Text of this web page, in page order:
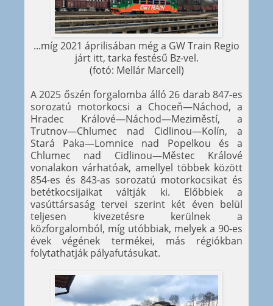
...míg 2021 áprilisában még a GW Train Regio
járt itt, tarka festésű Bz-vel.
(fotó: Mellár Marcell)
A 2025 őszén forgalomba álló 26 darab 847-es
sorozatú motorkocsi a Choceň—Náchod, a
Hradec Králové—Náchod—Meziměstí, a
Trutnov—Chlumec nad Cidlinou—Kolín, a
Stará Paka—Lomnice nad Popelkou és a
Chlumec nad Cidlinou—Městec Králové
vonalakon várhatóak, amellyel többek között
854-es és 843-as sorozatú motorkocsikat és
betétkocsijaikat váltják ki. Előbbiek a
vasúttársaság tervei szerint két éven belül
teljesen kivezetésre kerülnek a
közforgalomból, míg utóbbiak, melyek a 90-es
évek végének termékei, más régiókban
folytathatják pályafutásukat.